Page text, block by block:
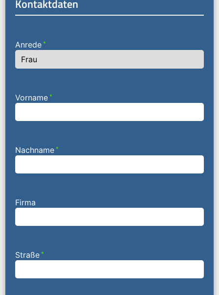
Kontaktdaten
Anrede *
Vorname *
Nachname *
Firma
Straße *